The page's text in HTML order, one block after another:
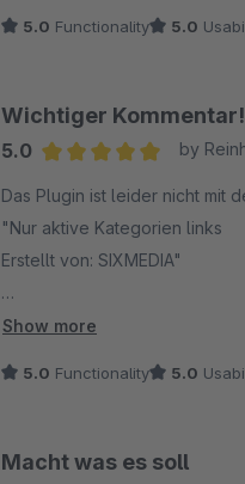
5.0 Functionality 5.0
Wichtiger
5.0
by
Das Plugin ist leider nicht mit
"Nur aktive Kategorien links
Erstellt von: SIXMEDIA"
kompatibel.
Deshalb kann ich es leider
Show more
5.0 Functionality 5.0
Macht was es soll